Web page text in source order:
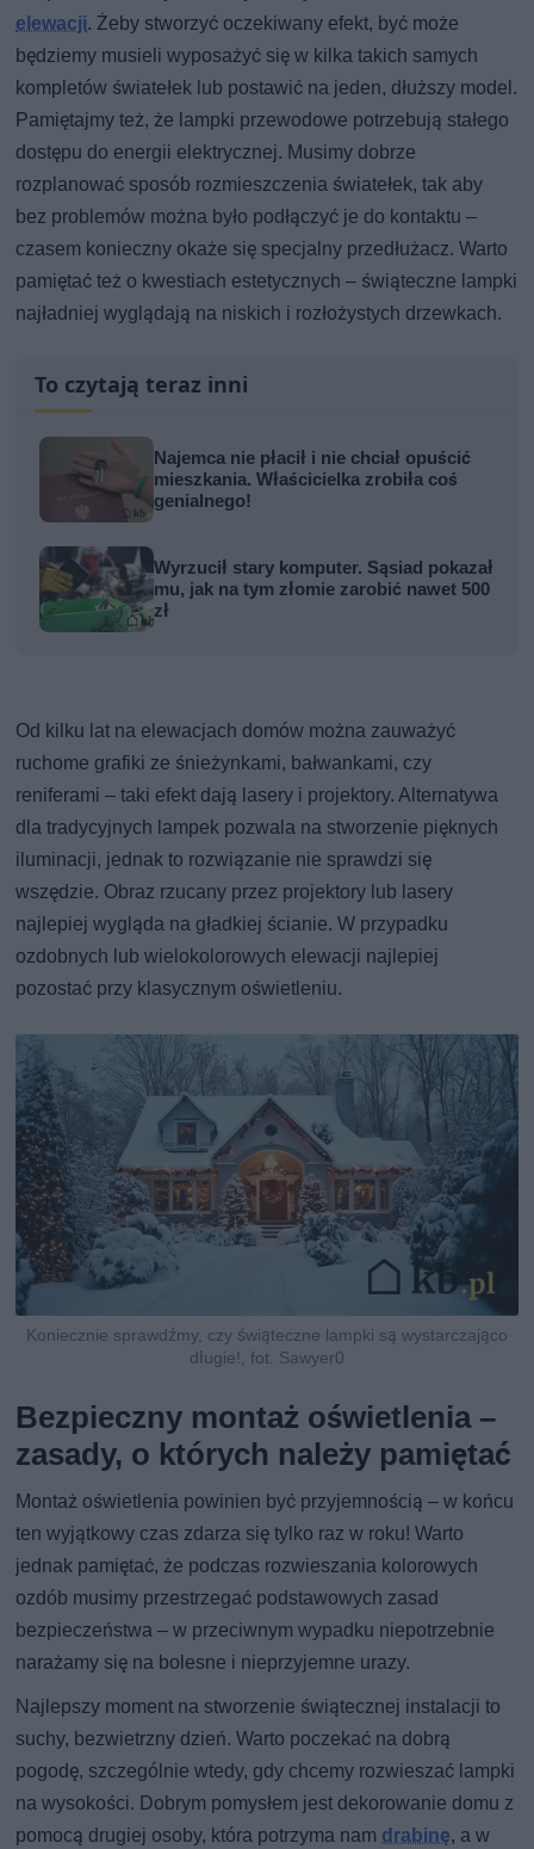
elewacji. Żeby stworzyć oczekiwany efekt, być może
będziemy musieli wyposażyć się w kilka takich samych
kompletów światełek lub postawić na jeden, dłuższy model.
Pamiętajmy też, że lampki przewodowe potrzebują stałego
dostępu do energii elektrycznej. Musimy dobrze
rozplanować sposób rozmieszczenia światełek, tak aby
bez problemów można było podłączyć je do kontaktu –
czasem konieczny okaże się specjalny przedłużacz. Warto
pamiętać też o kwestiach estetycznych – świąteczne lampki
najładniej wyglądają na niskich i rozłożystych drzewkach.
To czytają teraz inni
Najemca nie płacił i nie chciał opuścić
mieszkania. Właścicielka zrobiła coś
genialnego!
Wyrzucił stary komputer. Sąsiad pokazał
mu, jak na tym złomie zarobić nawet 500
zł
Od kilku lat na elewacjach domów można zauważyć
ruchome grafiki ze śnieżynkami, bałwankami, czy
reniferami – taki efekt dają lasery i projektory. Alternatywa
dla tradycyjnych lampek pozwala na stworzenie pięknych
iluminacji, jednak to rozwiązanie nie sprawdzi się
wszędzie. Obraz rzucany przez projektory lub lasery
najlepiej wygląda na gładkiej ścianie. W przypadku
ozdobnych lub wielokolorowych elewacji najlepiej
pozostać przy klasycznym oświetleniu.
Koniecznie sprawdźmy, czy świąteczne lampki są wystarczająco
długie!, fot. Sawyer0
Bezpieczny montaż oświetlenia –
zasady, o których należy pamiętać
Montaż oświetlenia powinien być przyjemnością – w końcu
ten wyjątkowy czas zdarza się tylko raz w roku! Warto
jednak pamiętać, że podczas rozwieszania kolorowych
ozdób musimy przestrzegać podstawowych zasad
bezpieczeństwa – w przeciwnym wypadku niepotrzebnie
narażamy się na bolesne i nieprzyjemne urazy.
Najlepszy moment na stworzenie świątecznej instalacji to
suchy, bezwietrzny dzień. Warto poczekać na dobrą
pogodę, szczególnie wtedy, gdy chcemy rozwieszać lampki
na wysokości. Dobrym pomysłem jest dekorowanie domu z
pomocą drugiej osoby, która potrzyma nam drabinę, a w